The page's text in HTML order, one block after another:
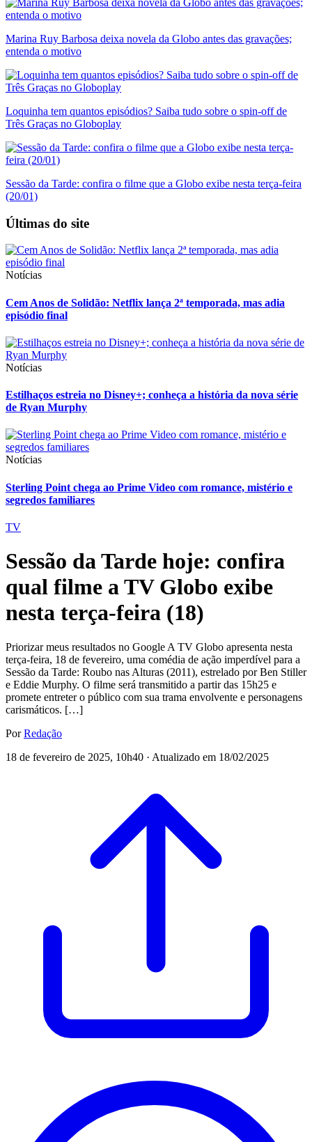
Marina Ruy Barbosa deixa novela da Globo antes das gravações;
entenda o motivo
Loquinha tem quantos episódios? Saiba tudo sobre o spin-off de
Três Graças no Globoplay
Sessão da Tarde: confira o filme que a Globo exibe nesta terça-feira
(20/01)
Últimas do site
Notícias
Cem Anos de Solidão: Netflix lança 2ª temporada, mas adia
episódio final
Notícias
Estilhaços estreia no Disney+; conheça a história da nova série
de Ryan Murphy
Notícias
Sterling Point chega ao Prime Video com romance, mistério e
segredos familiares
TV
Sessão da Tarde hoje: confira
qual filme a TV Globo exibe
nesta terça-feira (18)
Priorizar meus resultados no Google A TV Globo apresenta nesta
terça-feira, 18 de fevereiro, uma comédia de ação imperdível para a
Sessão da Tarde: Roubo nas Alturas (2011), estrelado por Ben Stiller
e Eddie Murphy. O filme será transmitido a partir das 15h25 e
promete entreter o público com sua trama envolvente e personagens
carismáticos. […]
PorRedação
18 de fevereiro de 2025, 10h40 · Atualizado em 18/02/2025